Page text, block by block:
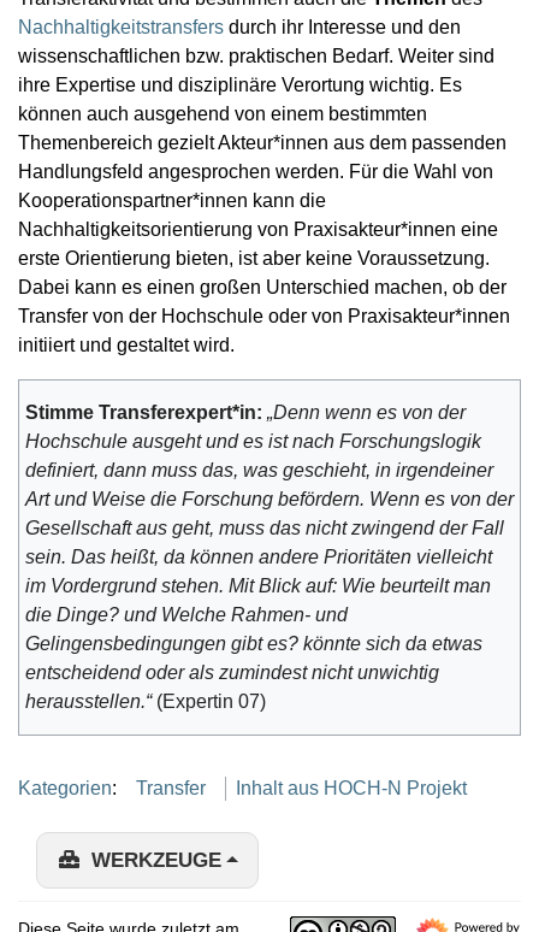
Nachhaltigkeitstransfers durch ihr Interesse und den
wissenschaftlichen bzw. praktischen Bedarf. Weiter sind
ihre Expertise und disziplinäre Verortung wichtig. Es
können auch ausgehend von einem bestimmten
Themenbereich gezielt Akteur*innen aus dem passenden
Handlungsfeld angesprochen werden. Für die Wahl von
Kooperationspartner*innen kann die
Nachhaltigkeitsorientierung von Praxisakteur*innen eine
erste Orientierung bieten, ist aber keine Voraussetzung.
Dabei kann es einen großen Unterschied machen, ob der
Transfer von der Hochschule oder von Praxisakteur*innen
initiiert und gestaltet wird.
Stimme Transferexpert*in: „Denn wenn es von der
Hochschule ausgeht und es ist nach Forschungslogik
definiert, dann muss das, was geschieht, in irgendeiner
Art und Weise die Forschung befördern. Wenn es von der
Gesellschaft aus geht, muss das nicht zwingend der Fall
sein. Das heißt, da können andere Prioritäten vielleicht
im Vordergrund stehen. Mit Blick auf: Wie beurteilt man
die Dinge? und Welche Rahmen- und
Gelingensbedingungen gibt es? könnte sich da etwas
entscheidend oder als zumindest nicht unwichtig
herausstellen.“(Expertin 07)
Kategorien: Transfer Inhalt aus HOCH-N Projekt
WERKZEUGE